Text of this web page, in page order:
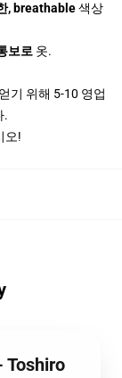
, breathable색상
보로 옷.
기 위해 5-10 영업
.
오!
Toshiro